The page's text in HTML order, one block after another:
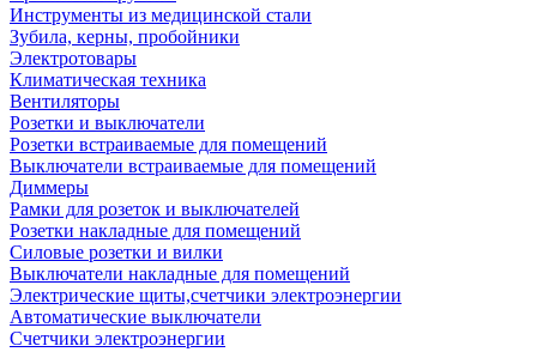
Инструменты из медицинской стали
Зубила, керны, пробойники
Электротовары
Климатическая техника
Вентиляторы
Розетки и выключатели
Розетки встраиваемые для помещений
Выключатели встраиваемые для помещений
Диммеры
Рамки для розеток и выключателей
Розетки накладные для помещений
Силовые розетки и вилки
Выключатели накладные для помещений
Электрические щиты,счетчики электроэнергии
Автоматические выключатели
Счетчики электроэнергии